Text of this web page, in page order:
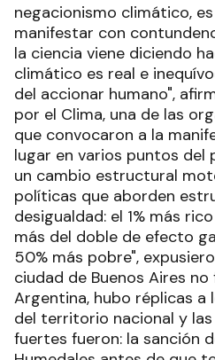
negacionismo climático,
manifestar con
la ciencia viene diciendo
climático es real e
del accionar humano",
por el Clima, una de las
que convocaron a la
lugar en varios puntos del
un cambio estructural
políticas que aborden
desigualdad: el 1% más
más del doble de efecto
50% más pobre",
ciudad de Buenos Aires no
Argentina, hubo réplicas a
del territorio nacional y
fuertes fueron: la sanción